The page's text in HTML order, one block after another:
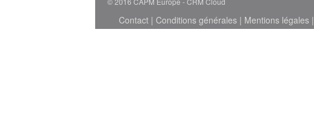
Contact| Conditions générales| Mentions légales|